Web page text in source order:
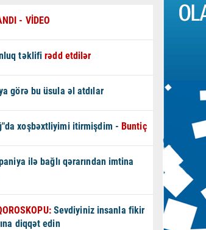
- VİDEO
təklifirədd etdilər
görə bu üsula əl atdılar
xoşbəxtliyimi itirmişdim - Buntiç
ilə bağlı qərarından imtina
Sevdiyiniz insanla fikir
diqqət edin